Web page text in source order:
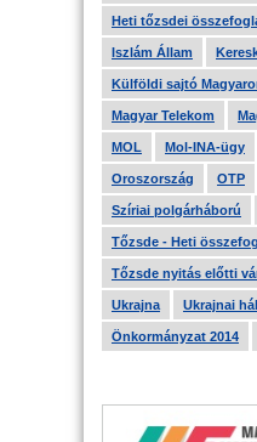
Heti tőzsdei
Iszlám Állam
Külföldi sajtó
Magyar Telekom
MOL Mol-INA-ügy
Oroszország OTP
Szíriai polgárháború
Tőzsde - Heti
Tőzsde nyitás előtti
Ukrajna Ukrajnai
Önkormányzat 2014